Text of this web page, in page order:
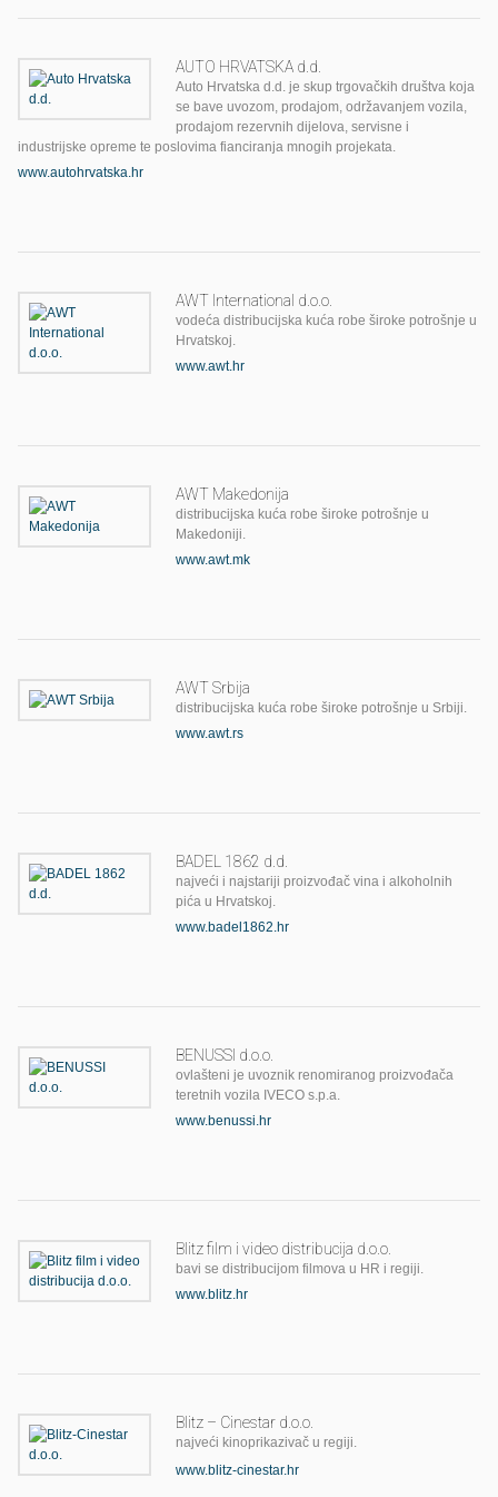
AUTO HRVATSKA d.d.
Auto Hrvatska d.d. je skup trgovačkih društva koja
se bave uvozom, prodajom, održavanjem vozila,
prodajom rezervnih dijelova, servisne i
industrijske opreme te poslovima fianciranja mnogih projekata.
www.autohrvatska.hr
AWT International d.o.o.
vodeća distribucijska kuća robe široke potrošnje u
Hrvatskoj.
www.awt.hr
AWT Makedonija
distribucijska kuća robe široke potrošnje u
Makedoniji.
www.awt.mk
AWT Srbija
distribucijska kuća robe široke potrošnje u Srbiji.
www.awt.rs
BADEL 1862 d.d.
najveći i najstariji proizvođač vina i alkoholnih
pića u Hrvatskoj.
www.badel1862.hr
BENUSSI d.o.o.
ovlašteni je uvoznik renomiranog proizvođača
teretnih vozila IVECO s.p.a.
www.benussi.hr
Blitz film i video distribucija d.o.o.
bavi se distribucijom filmova u HR i regiji.
www.blitz.hr
Blitz – Cinestar d.o.o.
najveći kinoprikazivač u regiji.
www.blitz-cinestar.hr